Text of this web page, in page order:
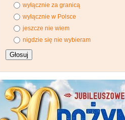
wyłącznie za granicą
wyłącznie w Polsce
jeszcze nie wiem
nigdzie się nie wybieram